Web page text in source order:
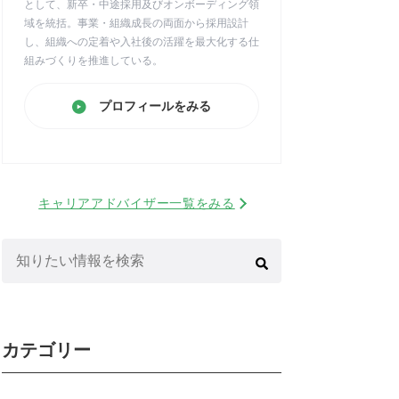
として、新卒・中途採用及びオンボーディング領
域を統括。事業・組織成長の両面から採用設計
し、組織への定着や入社後の活躍を最大化する仕
組みづくりを推進している。
プロフィールをみる
キャリアアドバイザー一覧をみる
カテゴリー